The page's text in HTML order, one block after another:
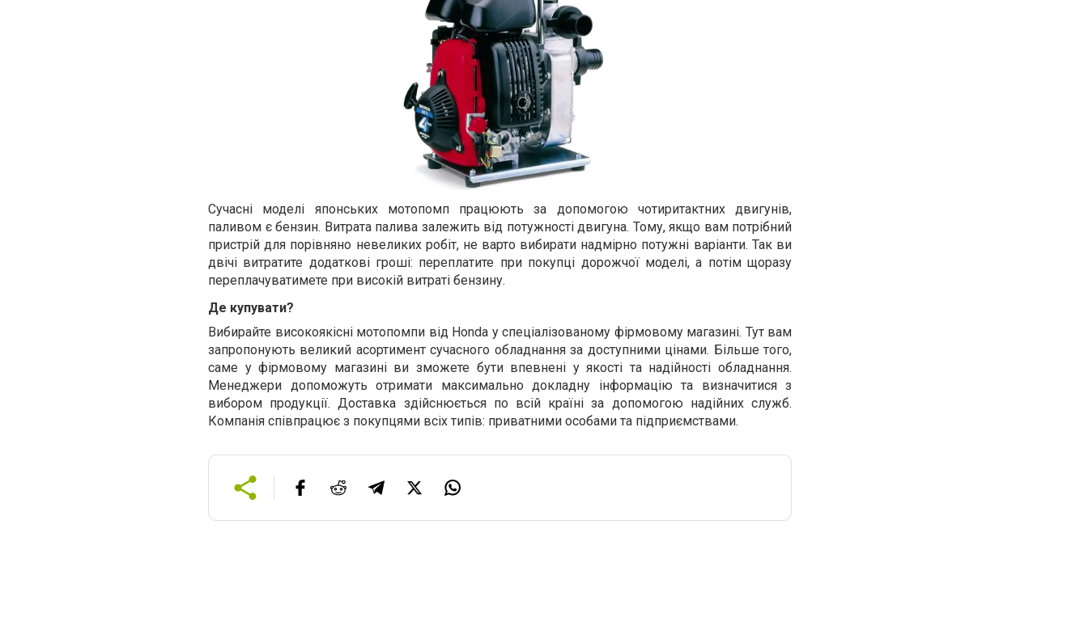
Сучасні моделі японських мотопомп працюють за допомогою чотиритактних двигунів,
паливом є бензин. Витрата палива залежить від потужності двигуна. Тому, якщо вам потрібний
пристрій для порівняно невеликих робіт, не варто вибирати надмірно потужні варіанти. Так ви
двічі витратите додаткові гроші: переплатите при покупці дорожчої моделі, а потім щоразу
переплачуватимете при високій витраті бензину.
Де купувати?
Вибирайте високоякісні мотопомпи від Honda у спеціалізованому фірмовому магазині. Тут вам
запропонують великий асортимент сучасного обладнання за доступними цінами. Більше того,
саме у фірмовому магазині ви зможете бути впевнені у якості та надійності обладнання.
Менеджери допоможуть отримати максимально докладну інформацію та визначитися з
вибором продукції. Доставка здійснюється по всій країні за допомогою надійних служб.
Компанія співпрацює з покупцями всіх типів: приватними особами та підприємствами.